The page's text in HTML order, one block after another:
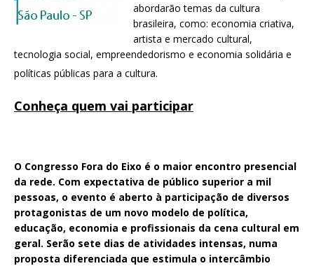
abordarão temas da cultura
brasileira, como: economia criativa,
artista e mercado cultural,
tecnologia social, empreendedorismo e economia solidária e
políticas públicas para a cultura.
Conheça quem vai participar
O Congresso Fora do Eixo é o maior encontro presencial
da rede. Com expectativa de público superior a mil
pessoas, o evento é aberto à participação de diversos
protagonistas de um novo modelo de política,
educação, economia e profissionais da cena cultural em
geral. Serão sete dias de atividades intensas, numa
proposta diferenciada que estimula o intercâmbio